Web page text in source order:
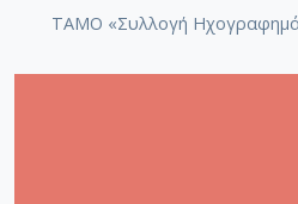
ΤΑΜΟ «Συλλογή